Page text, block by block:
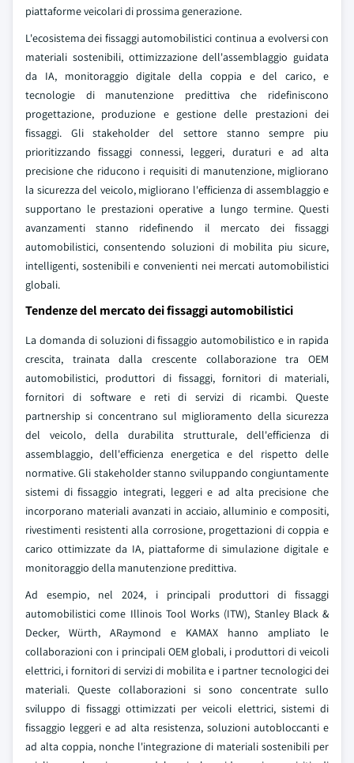
piattaforme veicolari di prossima generazione.
L'ecosistema dei fissaggi automobilistici continua a evolversi con
materiali sostenibili, ottimizzazione dell'assemblaggio guidata
da IA, monitoraggio digitale della coppia e del carico, e
tecnologie di manutenzione predittiva che ridefiniscono
progettazione, produzione e gestione delle prestazioni dei
fissaggi. Gli stakeholder del settore stanno sempre piu
prioritizzando fissaggi connessi, leggeri, duraturi e ad alta
precisione che riducono i requisiti di manutenzione, migliorano
la sicurezza del veicolo, migliorano l'efficienza di assemblaggio e
supportano le prestazioni operative a lungo termine. Questi
avanzamenti stanno ridefinendo il mercato dei fissaggi
automobilistici, consentendo soluzioni di mobilita piu sicure,
intelligenti, sostenibili e convenienti nei mercati automobilistici
globali.
Tendenze del mercato dei fissaggi automobilistici
La domanda di soluzioni di fissaggio automobilistico e in rapida
crescita, trainata dalla crescente collaborazione tra OEM
automobilistici, produttori di fissaggi, fornitori di materiali,
fornitori di software e reti di servizi di ricambi. Queste
partnership si concentrano sul miglioramento della sicurezza
del veicolo, della durabilita strutturale, dell'efficienza di
assemblaggio, dell'efficienza energetica e del rispetto delle
normative. Gli stakeholder stanno sviluppando congiuntamente
sistemi di fissaggio integrati, leggeri e ad alta precisione che
incorporano materiali avanzati in acciaio, alluminio e compositi,
rivestimenti resistenti alla corrosione, progettazioni di coppia e
carico ottimizzate da IA, piattaforme di simulazione digitale e
monitoraggio della manutenzione predittiva.
Ad esempio, nel 2024, i principali produttori di fissaggi
automobilistici come Illinois Tool Works (ITW), Stanley Black &
Decker, Würth, ARaymond e KAMAX hanno ampliato le
collaborazioni con i principali OEM globali, i produttori di veicoli
elettrici, i fornitori di servizi di mobilita e i partner tecnologici dei
materiali. Queste collaborazioni si sono concentrate sullo
sviluppo di fissaggi ottimizzati per veicoli elettrici, sistemi di
fissaggio leggeri e ad alta resistenza, soluzioni autobloccanti e
ad alta coppia, nonche l'integrazione di materiali sostenibili per